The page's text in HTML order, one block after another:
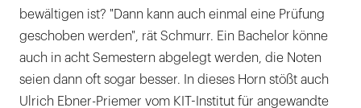
bewältigen ist? "Dann kann auch einmal eine Prüfung
geschoben werden", rät Schmurr. Ein Bachelor könne
auch in acht Semestern abgelegt werden, die Noten
seien dann oft sogar besser. In dieses Horn stößt auch
Ulrich Ebner-Priemer vom KIT-Institut für angewandte